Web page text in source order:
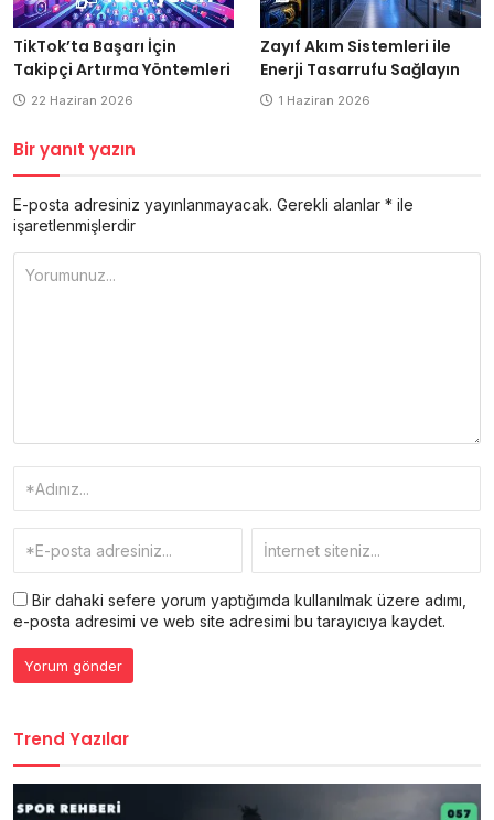
TikTok’ta Başarı İçin
Takipçi Artırma Yöntemleri
22 Haziran 2026
Zayıf Akım Sistemleri ile
Enerji Tasarrufu Sağlayın
1 Haziran 2026
Bir yanıt yazın
E-posta adresiniz yayınlanmayacak. Gerekli alanlar * ile
işaretlenmişlerdir
Bir dahaki sefere yorum yaptığımda kullanılmak üzere adımı,
e-posta adresimi ve web site adresimi bu tarayıcıya kaydet.
Trend Yazılar